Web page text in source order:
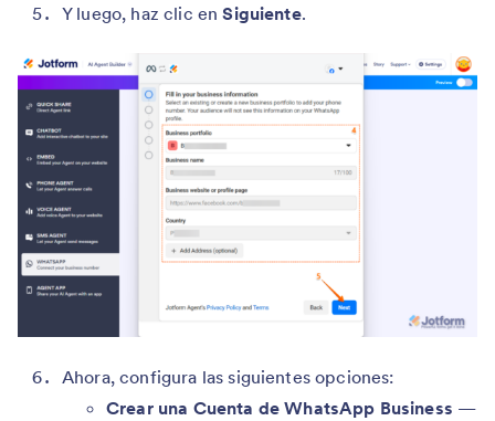
Y luego, haz clic enSiguiente.
Ahora, configura las siguientes opciones:
Crear una Cuenta de WhatsApp Business —